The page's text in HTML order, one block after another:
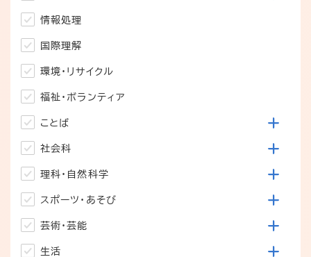
情報処理
国際理解
環境・リサイクル
福祉・ボランティア
ことば
社会科
理科・自然科学
スポーツ・あそび
芸術・芸能
生活